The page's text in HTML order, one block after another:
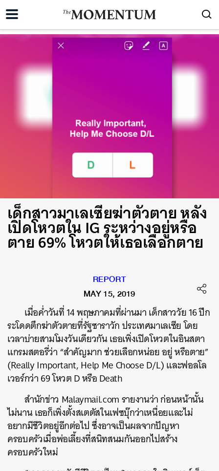
เด็กสาวมาเลเซียฆ่าตัวตาย หลัง
เปิดโหวตใน IG ระหว่างอยู่หรือ
ตาย 69% โหวตให้เธอเลือกตาย
REPORT
MAY 15, 2019
เมื่อค่ำวันที่ 14 พฤษภาคมที่ผ่านมา เด็กสาววัย 16 ปีก
ระโดดตึกฆ่าตัวตายที่รัฐซาราวัก ประเทศมาเลเซีย โดย
เวลาบ่ายสามโมงวันเดียวกัน เธอเพิ่งเปิดโหวตในอินสตา
แกรมสตอรี่ว่า “สำคัญมาก ช่วยเลือกหน่อย อยู่ หรือตาย”
(Really Important, Help Me Choose D/L) และฟอลโล
เวอร์กว่า 69 โหวต D หรือ Death
สำนักข่าว Malaymail.com รายงานว่า ก่อนหน้านั้น
ไม่นาน เธอก็เพิ่งตั้งสเตตัสในเฟซบุ๊กว่าเหนื่อยและไม่
อยากมีชีวิตอยู่อีกต่อไป ซึ่งอาจเป็นผลจากปัญหา
ครอบครัวเมื่อพ่อเลี้ยงที่สนิทสนมกันออกไปสร้าง
ครอบครัวใหม่